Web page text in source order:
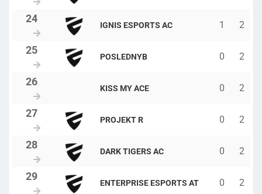
IGNIS ESPORTS AC 1 2
POSLEDNYB 0 2
KISS MY ACE 0 2
PROJEKT R 0 2
DARK TIGERS AC 0 2
ENTERPRISE ESPORTS AT 0 2